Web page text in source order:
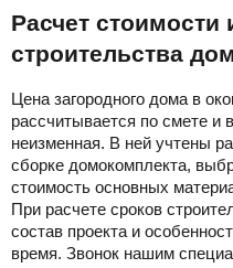
Расчет стоимости
строительства
Цена загородного дома в
рассчитывается по смете и
неизменная. В ней учтены
сборке домокомплекта,
стоимость основных
При расчете сроков
состав проекта и
время. Звонок нашим